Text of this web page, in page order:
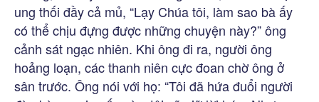
ung thối đầy cả mủ, “Lạy Chúa tôi, làm sao bà ấy
có thể chịu đựng được những chuyện này?” ông
cảnh sát ngạc nhiên. Khi ông đi ra, người ông
hoảng loạn, các thanh niên cực đoan chờ ông ở
sân trước. Ông nói với họ: “Tôi đã hứa đuổi người